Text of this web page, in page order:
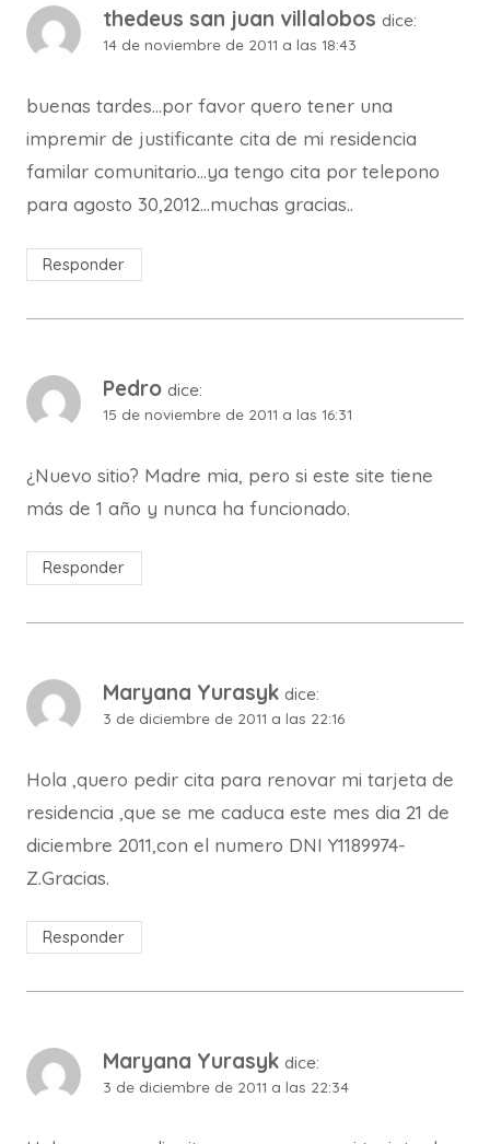
thedeus san juan villalobos dice:
14 de noviembre de 2011 a las 18:43
buenas tardes…por favor quero tener una
impremir de justificante cita de mi residencia
familar comunitario…ya tengo cita por telepono
para agosto 30,2012…muchas gracias..
Responder
Pedro dice:
15 de noviembre de 2011 a las 16:31
¿Nuevo sitio? Madre mia, pero si este site tiene
más de 1 año y nunca ha funcionado.
Responder
Maryana Yurasyk dice:
3 de diciembre de 2011 a las 22:16
Hola ,quero pedir cita para renovar mi tarjeta de
residencia ,que se me caduca este mes dia 21 de
diciembre 2011,con el numero DNI Y1189974-
Z.Gracias.
Responder
Maryana Yurasyk dice:
3 de diciembre de 2011 a las 22:34